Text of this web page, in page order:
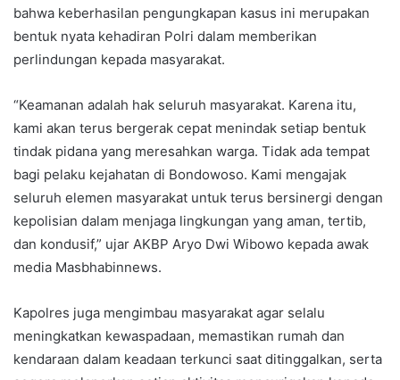
bahwa keberhasilan pengungkapan kasus ini merupakan
bentuk nyata kehadiran Polri dalam memberikan
perlindungan kepada masyarakat.
“Keamanan adalah hak seluruh masyarakat. Karena itu,
kami akan terus bergerak cepat menindak setiap bentuk
tindak pidana yang meresahkan warga. Tidak ada tempat
bagi pelaku kejahatan di Bondowoso. Kami mengajak
seluruh elemen masyarakat untuk terus bersinergi dengan
kepolisian dalam menjaga lingkungan yang aman, tertib,
dan kondusif,” ujar AKBP Aryo Dwi Wibowo kepada awak
media Masbhabinnews.
Kapolres juga mengimbau masyarakat agar selalu
meningkatkan kewaspadaan, memastikan rumah dan
kendaraan dalam keadaan terkunci saat ditinggalkan, serta